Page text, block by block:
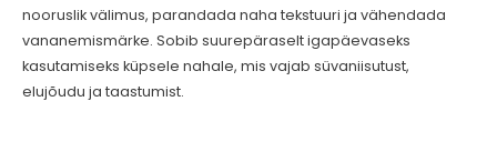
nooruslik välimus, parandada naha tekstuuri ja vähendada
vananemismärke. Sobib suurepäraselt igapäevaseks
kasutamiseks küpsele nahale, mis vajab süvaniisutust,
elujõudu ja taastumist.